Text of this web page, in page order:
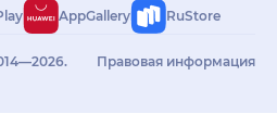
AppGallery RuStore
Правовая информация